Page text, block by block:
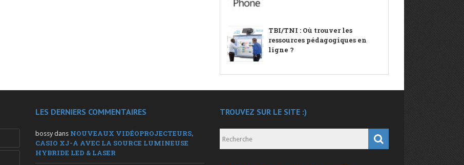
TBI/TNI : Où trouver les
ressources pédagogiques en
ligne ?
LES DERNIERS COMMENTAIRES
bossy dans NOUVEAUX VIDÉOPROJECTEURS,
CASIO XJ-A AVEC LA SOURCE LUMINEUSE
HYBRIDE LED & LASER
TROUVEZ SUR LE SITE :)